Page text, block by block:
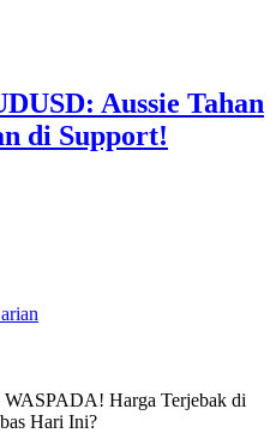
Aussie Tahan
di Support!
Harga Terjebak di
Hari Ini?